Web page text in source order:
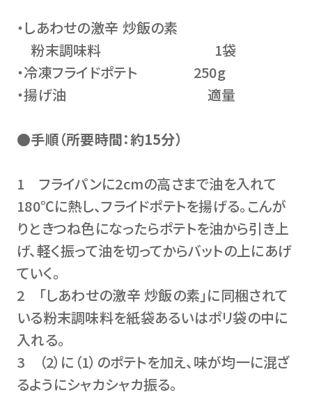
・しあわせの激辛 炒飯の素
粉末調味料 1袋
・冷凍フライドポテト 250g
・揚げ油 適量
●手順（所要時間：約15分）
1 フライパンに2cmの高さまで油を入れて
180℃に熱し、フライドポテトを揚げる。こんが
りときつね色になったらポテトを油から引き上
げ、軽く振って油を切ってからバットの上にあげ
ていく。
2 「しあわせの激辛 炒飯の素」に同梱されて
いる粉末調味料を紙袋あるいはポリ袋の中に
入れる。
3 （2）に（1）のポテトを加え、味が均一に混ざ
るようにシャカシャカ振る。